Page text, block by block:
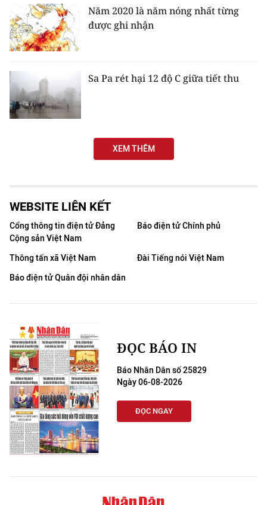
Năm 2020 là năm nóng nhất từng
được ghi nhận
Sa Pa rét hại 12 độ C giữa tiết thu
XEM THÊM
WEBSITE LIÊN KẾT
Cổng thông tin điện tử Đảng
Cộng sản Việt Nam
Báo điện tử Chính phủ
Thông tấn xã Việt Nam
Đài Tiếng nói Việt Nam
Báo điện tử Quân đội nhân dân
ĐỌC BÁO IN
Báo Nhân Dân số 25829
Ngày 06-08-2026
ĐỌC NGAY